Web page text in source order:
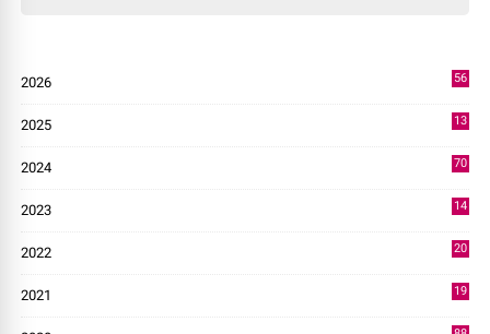
2026
56
2025
13
2024
70
2023
14
2022
20
2021
19